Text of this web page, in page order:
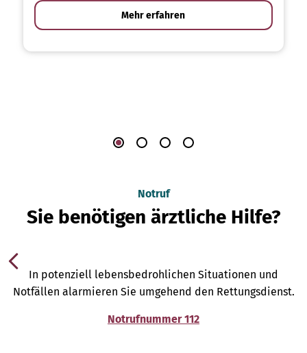
Mehr erfahren
Notruf
Sie benötigen ärztliche Hilfe?
In potenziell lebensbedrohlichen Situationen und
Notfällen alarmieren Sie umgehend den Rettungsdienst.
Notrufnummer 112